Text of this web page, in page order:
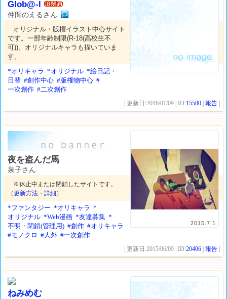
Glob@-l
仲間のえるさん
オリジナル・版権イラスト中心サイト
です。一部年齢制限(R-18(高校生不
可))。オリジナルキャラも描いていま
す。
*オリキャラ *オリジナル *絵日記・
日替 #創作中心 #版権物中心 #
一次創作 #二次創作
| 更新日:2016/01/09 | ID:15580 |報告
2015.7.1
夜を盗んだ馬
泉子さん
※休止中または閉鎖したサイトです。
（更新方法・詳細 ）
*ファンタジー *オリキャラ *
オリジナル *Web漫画 *友達募集 *
不明・閉鎖(管理用) #創作 #オリキャラ
#モノクロ #人外 #一次創作
| 更新日:2015/06/09 | ID:20406 |報告
ねみめむ